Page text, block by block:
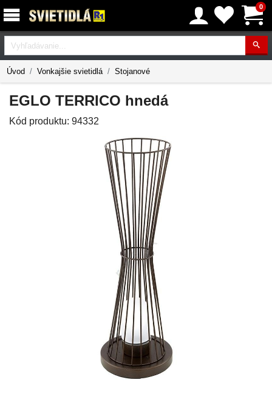
0
Vyhľadávanie
Úvod Vonkajšie svietidlá Stojanové
EGLO TERRICO hnedá
Kód produktu: 94332